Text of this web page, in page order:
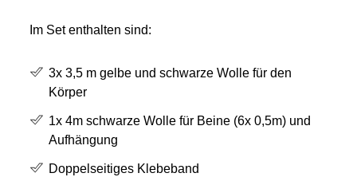
Im Set enthalten sind:
3x 3,5 m gelbe und schwarze Wolle für den
Körper
1x 4m schwarze Wolle für Beine (6x 0,5m) und
Aufhängung
Doppelseitiges Klebeband